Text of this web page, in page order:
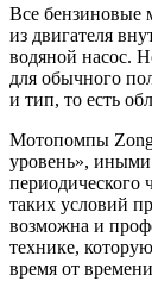
Все бензиновые
из двигателя
водяной насос.
для обычного
и тип, то есть
Мотопомпы
уровень», иными
периодического
таких условий
возможна и
технике,
время от